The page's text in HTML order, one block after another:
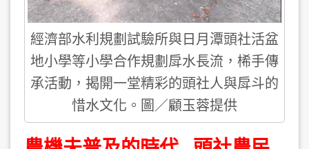
經濟部水利規劃試驗所與日月潭頭社活盆
地小學等小學合作規劃戽水長流，桸手傳
承活動，揭開一堂精彩的頭社人與戽斗的
惜水文化。圖／顧玉蓉提供